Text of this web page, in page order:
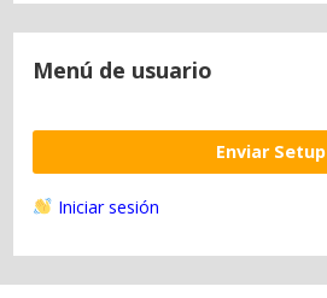
Menú de usuario
Enviar Setup
Iniciar sesión